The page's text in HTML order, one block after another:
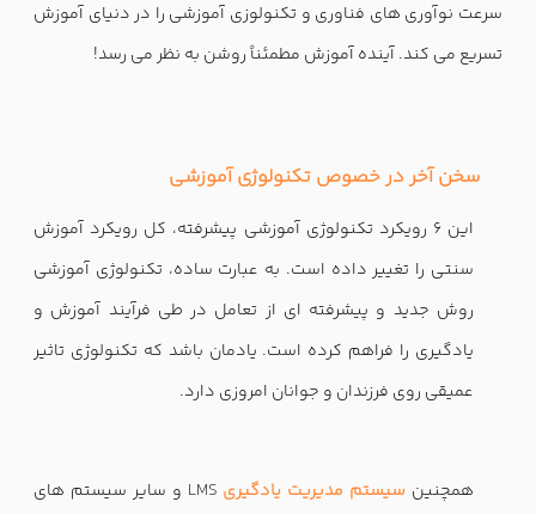
سرعت نوآوری های فناوری و تکنولوزی آموزشی را در دنیای آموزش
تسریع می کند. آینده آموزش مطمئناً روشن به نظر می رسد!
سخن آخر در خصوص تکنولوژی آموزشی
این 6 رویکرد تکنولوژی آموزشی پیشرفته، کل رویکرد آموزش
سنتی را تغییر داده است. به عبارت ساده، تکنولوژی آموزشی
روش جدید و پیشرفته ای از تعامل در طی فرآیند آموزش و
یادگیری را فراهم کرده است. یادمان باشد که تکنولوژی تاثیر
عمیقی روی فرزندان و جوانان امروزی دارد.
همچنین سیستم مدیریت یادگیری LMS و سایر سیستم های